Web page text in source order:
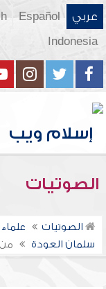
عربي Español
Indonesia
الصوتيات
الصوتيات
سلمان العودة